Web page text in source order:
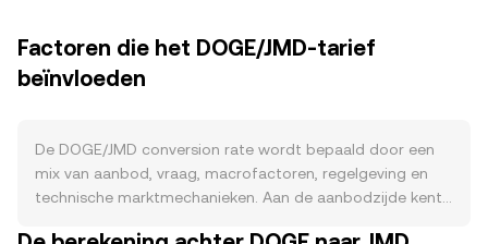
Factoren die het DOGE/JMD-tarief
beïnvloeden
De DOGE/JMD conversion rate wordt bepaald door een
mix van aanbod, vraag, macrofactoren, regelgeving en
technische marktmechanieken. Aan de aanbodzijde kent